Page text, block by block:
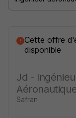
Cette offre
disponible
Jd -
Safran